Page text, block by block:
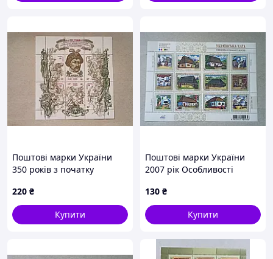
Поштові марки України
350 років з початку
українського народу під
проводом Б.
Хмельницького 1998 рік
220 ₴
Купити
Поштові марки України
2007 рік Особливості
Українська хата
130 ₴
Купити